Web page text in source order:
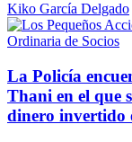
Kiko García Delgado
La Policía
Thani en el que
dinero invertido